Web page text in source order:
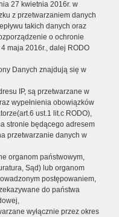
27 kwietnia 2016r. w
z przetwarzaniem danych
takich danych oraz
o ochronie
maja 2016r., dalej RODO
Danych znajdują się w
IP, są przetwarzane w
wypełnienia obowiązków
ust.1 lit.c RODO),
stronie będącego adresem
przetwarzanie danych w
organom państwowym,
Sąd) lub organom
postępowaniem,
do państwa
wyłącznie przez okres